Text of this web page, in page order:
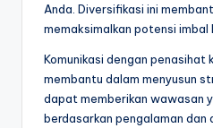
Anda. Diversifikasi ini
memaksimalkan potensi imbal
Komunikasi dengan penasihat
membantu dalam menyusun
dapat memberikan wawasan
berdasarkan pengalaman dan